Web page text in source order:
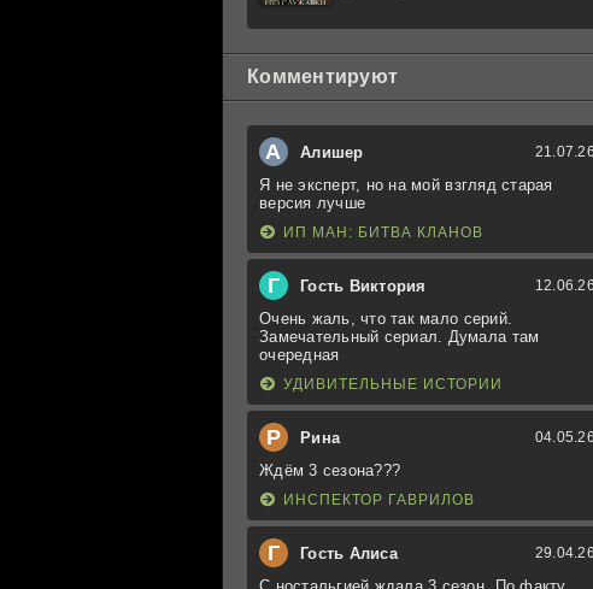
Комментируют
А Алишер 21.07.26
Я не эксперт, но на мой взгляд старая
версия лучше
ИП МАН: БИТВА КЛАНОВ
Г Гость Виктория 12.06.26
Очень жаль, что так мало серий.
Замечательный сериал. Думала там
очередная
УДИВИТЕЛЬНЫЕ ИСТОРИИ
Р Рина 04.05.26
Ждём 3 сезона???
ИНСПЕКТОР ГАВРИЛОВ
Г Гость Алиса 29.04.26